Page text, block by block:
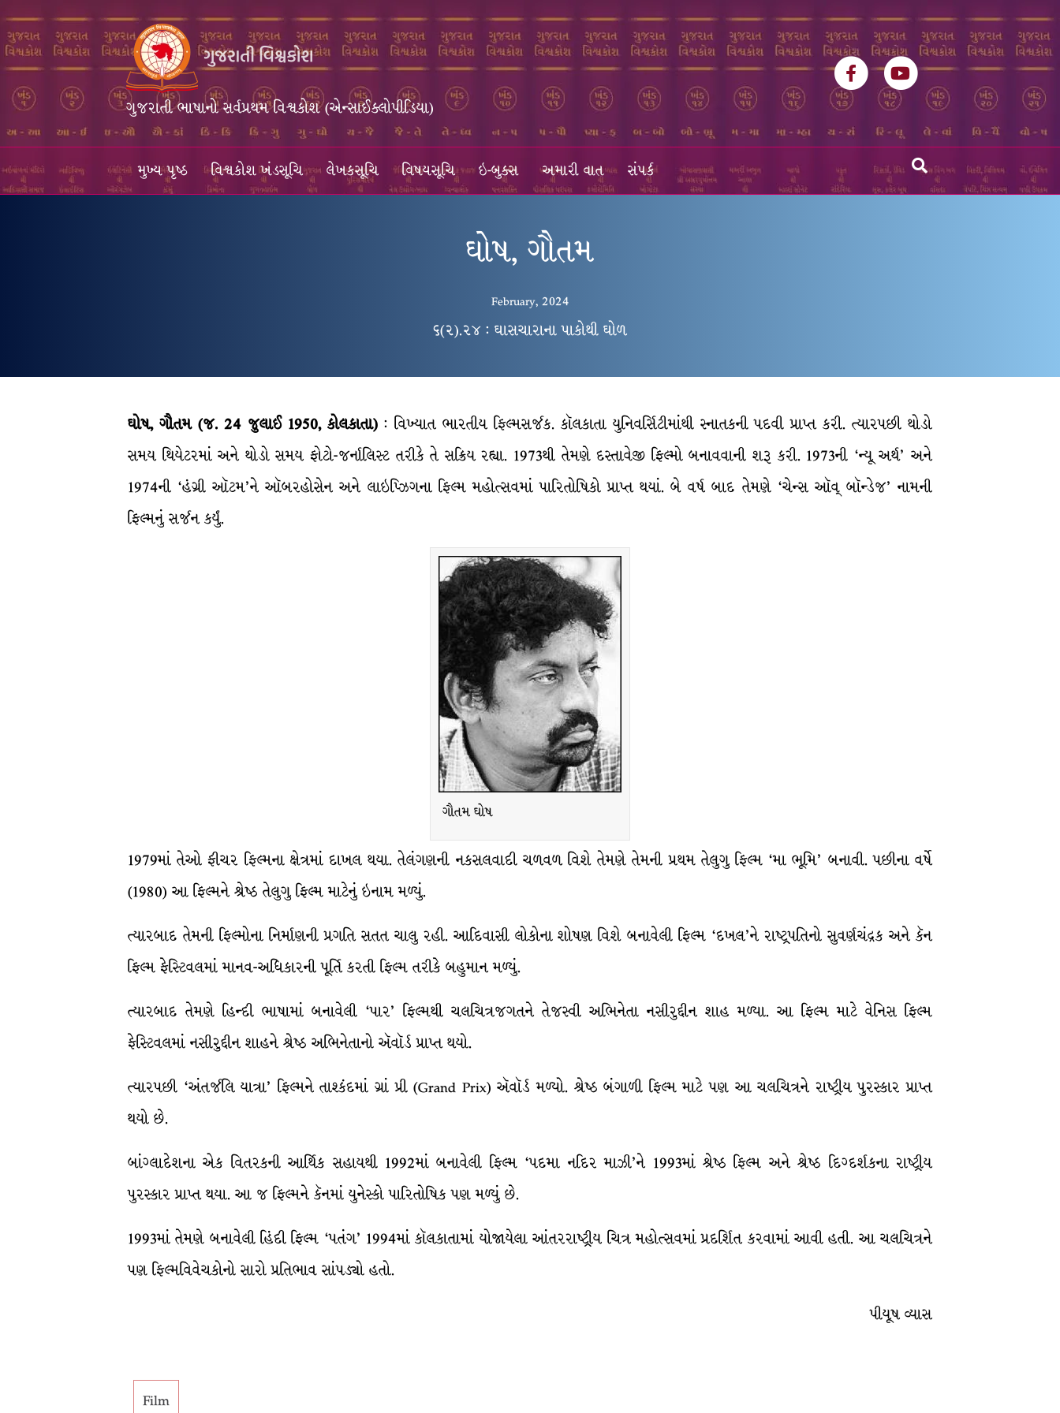
ગુજરાતી ભાષાનો સર્વપ્રથમ વિશ્વકોશ (એન્સાઈક્લોપીડિયા)
FacebookYoutube
મુખ્ય પૃષ્ઠ વિશ્વકોશ ખંડસૂચિ લેખકસૂચિ વિષયસૂચિ ઇ-બુક્સ અમારી વાત સંપર્ક
ઘોષ, ગૌતમ
February, 2024
૬(૨).૨૪ : ઘાસચારાના પાકોથી ઘોળ
ઘોષ, ગૌતમ (જ. 24 જુલાઈ 1950, કોલકાતા) : વિખ્યાત ભારતીય ફિલ્મસર્જક. કૉલકાતા યુનિવર્સિટીમાંથી સ્નાતકની પદવી પ્રાપ્ત કરી. ત્યારપછી થોડો
સમય થિયેટરમાં અને થોડો સમય ફોટો-જર્નાલિસ્ટ તરીકે તે સક્રિય રહ્યા. 1973થી તેમણે દસ્તાવેજી ફિલ્મો બનાવવાની શરૂ કરી. 1973ની ‘ન્યૂ અર્થ’ અને
1974ની ‘હંગ્રી ઑટમ’ને ઑબરહોસેન અને લાઇપ્ઝિગના ફિલ્મ મહોત્સવમાં પારિતોષિકો પ્રાપ્ત થયાં. બે વર્ષ બાદ તેમણે ‘ચેન્સ ઑવ્ બૉન્ડેજ’ નામની
ફિલ્મનું સર્જન કર્યું.
ગૌતમ ઘોષ
1979માં તેઓ ફીચર ફિલ્મના ક્ષેત્રમાં દાખલ થયા. તેલંગણની નકસલવાદી ચળવળ વિશે તેમણે તેમની પ્રથમ તેલુગુ ફિલ્મ ‘મા ભૂમિ’ બનાવી. પછીના વર્ષે
(1980) આ ફિલ્મને શ્રેષ્ઠ તેલુગુ ફિલ્મ માટેનું ઇનામ મળ્યું.
ત્યારબાદ તેમની ફિલ્મોના નિર્માણની પ્રગતિ સતત ચાલુ રહી. આદિવાસી લોકોના શોષણ વિશે બનાવેલી ફિલ્મ ‘દખલ’ને રાષ્ટ્રપતિનો સુવર્ણચંદ્રક અને કૅન
ફિલ્મ ફેસ્ટિવલમાં માનવ-અધિકારની પૂર્તિ કરતી ફિલ્મ તરીકે બહુમાન મળ્યું.
ત્યારબાદ તેમણે હિન્દી ભાષામાં બનાવેલી ‘પાર’ ફિલ્મથી ચલચિત્રજગતને તેજસ્વી અભિનેતા નસીરુદ્દીન શાહ મળ્યા. આ ફિલ્મ માટે વેનિસ ફિલ્મ
ફેસ્ટિવલમાં નસીરુદ્દીન શાહને શ્રેષ્ઠ અભિનેતાનો ઍવૉર્ડ પ્રાપ્ત થયો.
ત્યારપછી ‘અંતર્જલિ યાત્રા’ ફિલ્મને તાશ્કંદમાં ગ્રાં પ્રી (Grand Prix) ઍવૉર્ડ મળ્યો. શ્રેષ્ઠ બંગાળી ફિલ્મ માટે પણ આ ચલચિત્રને રાષ્ટ્રીય પુરસ્કાર પ્રાપ્ત
થયો છે.
બાંગ્લાદેશના એક વિતરકની આર્થિક સહાયથી 1992માં બનાવેલી ફિલ્મ ‘પદમા નદિર માઝી’ને 1993માં શ્રેષ્ઠ ફિલ્મ અને શ્રેષ્ઠ દિગ્દર્શકના રાષ્ટ્રીય
પુરસ્કાર પ્રાપ્ત થયા. આ જ ફિલ્મને કૅનમાં યુનેસ્કો પારિતોષિક પણ મળ્યું છે.
1993માં તેમણે બનાવેલી હિંદી ફિલ્મ ‘પતંગ’ 1994માં કૉલકાતામાં યોજાયેલા આંતરરાષ્ટ્રીય ચિત્ર મહોત્સવમાં પ્રદર્શિત કરવામાં આવી હતી. આ ચલચિત્રને
પણ ફિલ્મવિવેચકોનો સારો પ્રતિભાવ સાંપડ્યો હતો.
પીયૂષ વ્યાસ
Film